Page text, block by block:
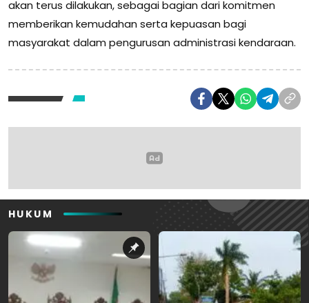
akan terus dilakukan, sebagai bagian dari komitmen
memberikan kemudahan serta kepuasan bagi
masyarakat dalam pengurusan administrasi kendaraan.
HUKUM